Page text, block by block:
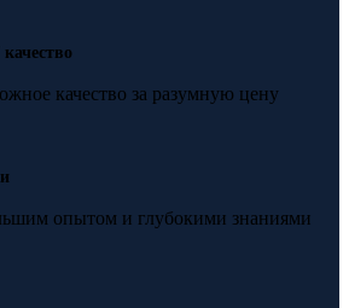
качество за разумную цену
опытом и глубокими знаниями